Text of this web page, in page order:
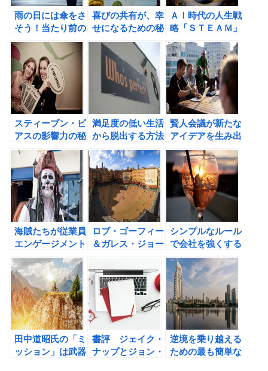
雨の日には傘をさ
そう！当たり前の
ことが経営を強く
する。
喜びの共有が、幸
せになるための秘
訣。
ＡＩ時代の人生戦
略「ＳＴＥＡＭ」
が最強の武器であ
るの書評②
スティーブン・ピ
アスの影響力の秘
密50の書評
満足度の低い生活
から脱出する方法
をジョシュア・ベ
ッカーに学ぶ。
賢人会議が新たな
アイデアを生み出
してくれる！
海賊たちが従業員
エンゲージメント
の高い会社を作っ
ていた？？
ロブ・ゴーフィー
＆ガレス・ジョー
WORKPLACEの
書評
シンプルなルール
で会社を強くする
方法
田中道昭氏の「ミ
ッション」は武器
書評 ジェイク・
ナップとジョン・
逆境を乗り越える
ための最も簡単な